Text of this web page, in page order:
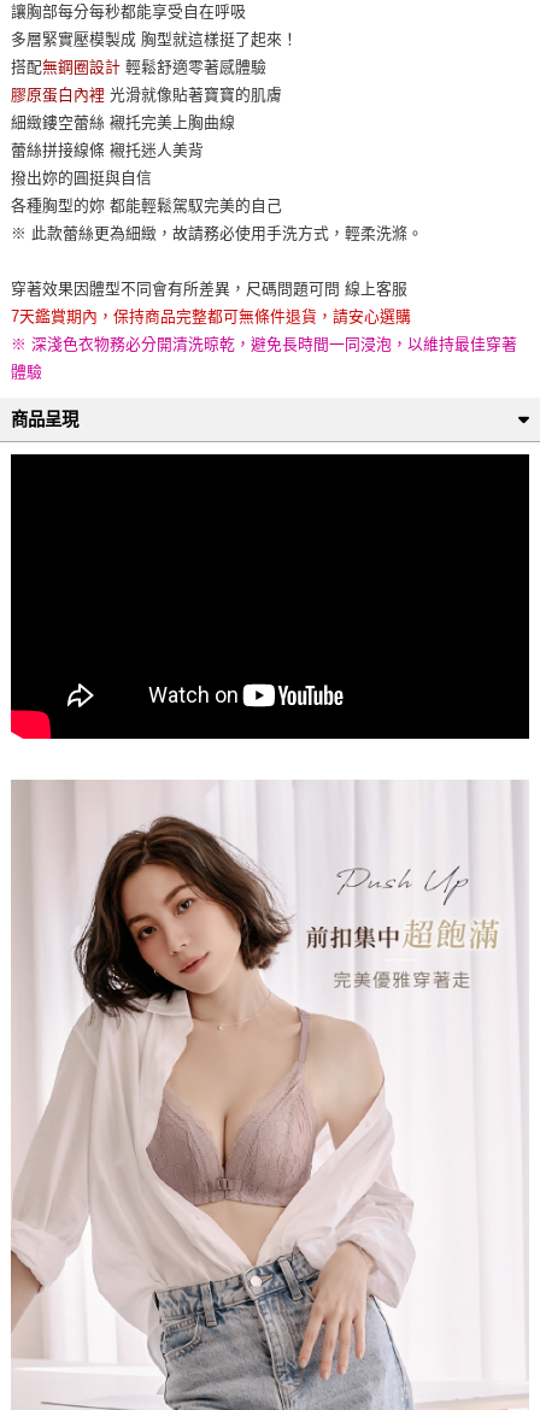
讓胸部每分每秒都能享受自在呼吸
多層緊實壓模製成 胸型就這樣挺了起來！
搭配無鋼圈設計輕鬆舒適零著感體驗
膠原蛋白內裡 光滑就像貼著寶寶的肌膚
細緻鏤空蕾絲 襯托完美上胸曲線
蕾絲拼接線條 襯托迷人美背
撥出妳的圓挺與自信
各種胸型的妳 都能輕鬆駕馭完美的自己
※ 此款蕾絲更為細緻，故請務必使用手洗方式，輕柔洗滌。
穿著效果因體型不同會有所差異，尺碼問題可問 線上客服
7天鑑賞期內，保持商品完整都可無條件退貨，請安心選購
※ 深淺色衣物務必分開清洗晾乾，避免長時間一同浸泡，以維持最佳穿著
體驗
商品呈現